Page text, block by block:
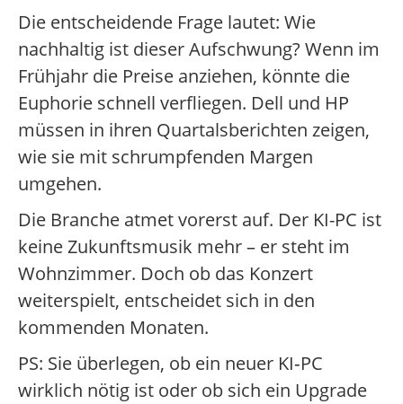
Die entscheidende Frage lautet: Wie
nachhaltig ist dieser Aufschwung? Wenn im
Frühjahr die Preise anziehen, könnte die
Euphorie schnell verfliegen. Dell und HP
müssen in ihren Quartalsberichten zeigen,
wie sie mit schrumpfenden Margen
umgehen.
Die Branche atmet vorerst auf. Der KI-PC ist
keine Zukunftsmusik mehr – er steht im
Wohnzimmer. Doch ob das Konzert
weiterspielt, entscheidet sich in den
kommenden Monaten.
PS: Sie überlegen, ob ein neuer KI‑PC
wirklich nötig ist oder ob sich ein Upgrade